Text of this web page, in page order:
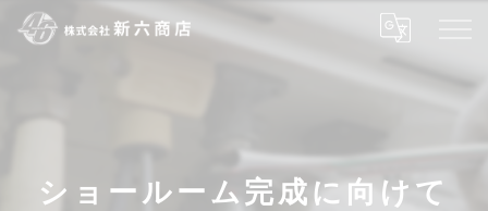
ショールーム完成に向けて